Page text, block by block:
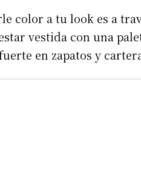
color a tu look es a
vestida con una
en zapatos y